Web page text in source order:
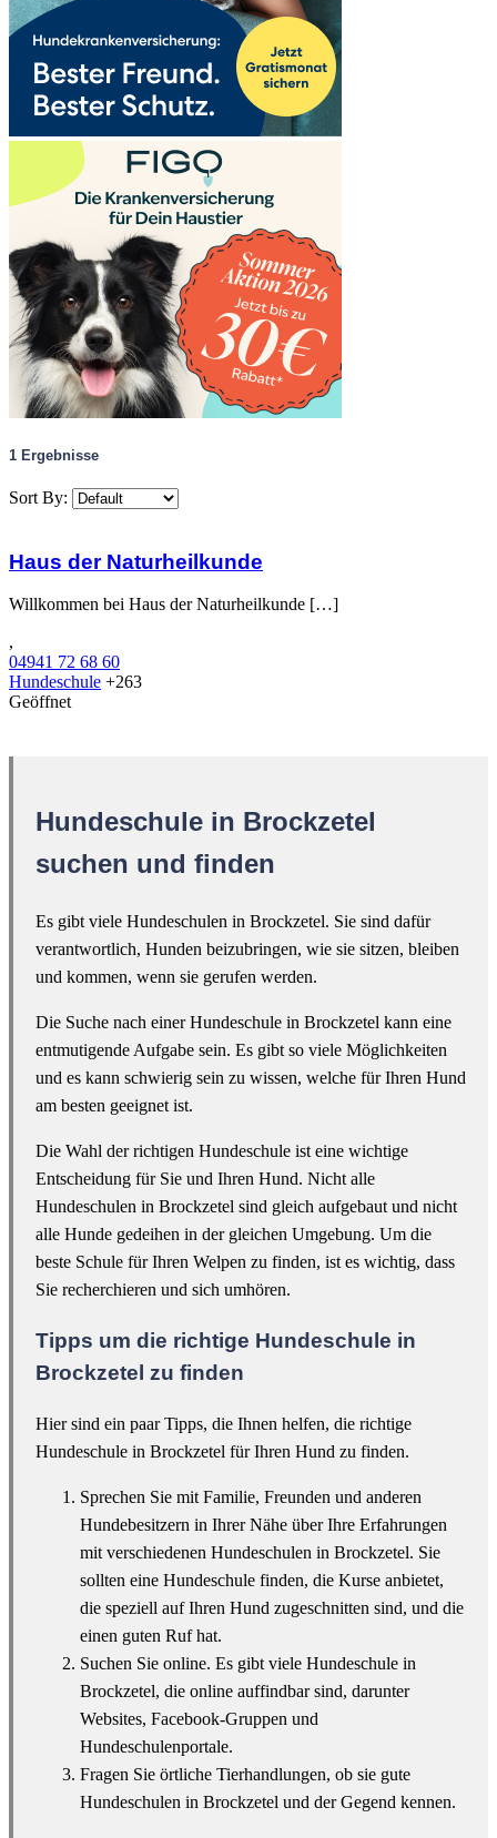
1 Ergebnisse
Sort By:
Haus der Naturheilkunde
Willkommen bei Haus der Naturheilkunde […]
,
04941 72 68 60
Hundeschule +263
Geöffnet
Hundeschule in Brockzetel
suchen und finden
Es gibt viele Hundeschulen in Brockzetel. Sie sind dafür
verantwortlich, Hunden beizubringen, wie sie sitzen, bleiben
und kommen, wenn sie gerufen werden.
Die Suche nach einer Hundeschule in Brockzetel kann eine
entmutigende Aufgabe sein. Es gibt so viele Möglichkeiten
und es kann schwierig sein zu wissen, welche für Ihren Hund
am besten geeignet ist.
Die Wahl der richtigen Hundeschule ist eine wichtige
Entscheidung für Sie und Ihren Hund. Nicht alle
Hundeschulen in Brockzetel sind gleich aufgebaut und nicht
alle Hunde gedeihen in der gleichen Umgebung. Um die
beste Schule für Ihren Welpen zu finden, ist es wichtig, dass
Sie recherchieren und sich umhören.
Tipps um die richtige Hundeschule in
Brockzetel zu finden
Hier sind ein paar Tipps, die Ihnen helfen, die richtige
Hundeschule in Brockzetel für Ihren Hund zu finden.
Sprechen Sie mit Familie, Freunden und anderen
Hundebesitzern in Ihrer Nähe über Ihre Erfahrungen
mit verschiedenen Hundeschulen in Brockzetel. Sie
sollten eine Hundeschule finden, die Kurse anbietet,
die speziell auf Ihren Hund zugeschnitten sind, und die
einen guten Ruf hat.
Suchen Sie online. Es gibt viele Hundeschule in
Brockzetel, die online auffindbar sind, darunter
Websites, Facebook-Gruppen und
Hundeschulenportale.
Fragen Sie örtliche Tierhandlungen, ob sie gute
Hundeschulen in Brockzetel und der Gegend kennen.